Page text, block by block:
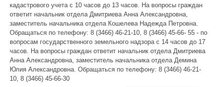
кадастрового учета с 10 часов до 13 часов. На вопросы граждан
ответит начальник отдела Дмитриева Анна Александровна,
заместитель начальника отдела Кошелева Надежда Петровна.
Обращаться по телефону: 8 (3466) 46-21-10, 8 (3466) 45-66- 55 - по
вопросам государственного земельного надзора с 14 часов до 17
часов. На вопросы граждан ответит начальник отдела Дмитриева
Анна Александровна, заместитель начальника отдела Демина
Юлия Александровна. Обращаться по телефону: 8 (3466) 46-21-
10, 8 (3466) 45-66-30